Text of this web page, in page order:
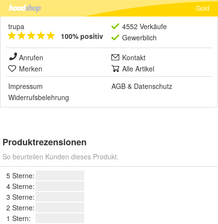
Gold
trupa
100% positiv
4552 Verkäufe
Gewerblich
Anrufen
Kontakt
Merken
Alle Artikel
Impressum
AGB & Datenschutz
Widerrufsbelehrung
Produktrezensionen
So beurteilen Kunden dieses Produkt.
5 Sterne:
4 Sterne:
3 Sterne:
2 Sterne:
1 Stern: